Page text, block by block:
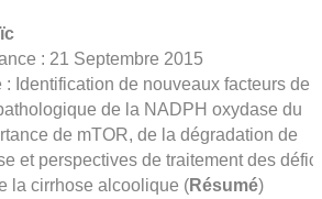
: 21 Septembre 2015
: Identification de nouveaux facteurs de
de la NADPH oxydase du
de mTOR, de la dégradation de
et perspectives de traitement des
la cirrhose alcoolique (Résumé)